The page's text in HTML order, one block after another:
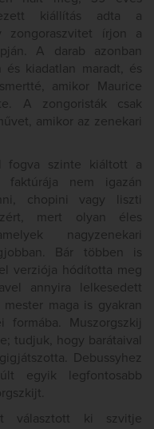
kiállítás adta a
zongoraszvitet írjon a
A darab azonban
és kiadatlan maradt, és
amikor Maurice
A zongoristák csak
amikor az zenekari
fogva szinte kiáltott a
faktúrája nem igazán
chopini vagy liszti
mert olyan éles
nagyzenekari
Bár többen is
verziója hódította meg
annyira lelkesedett
maga is gyakran
Muszorgszkij
tudjuk, hogy barátaival
Debussyhez
egyik legfontosabb
választott ki szvitje